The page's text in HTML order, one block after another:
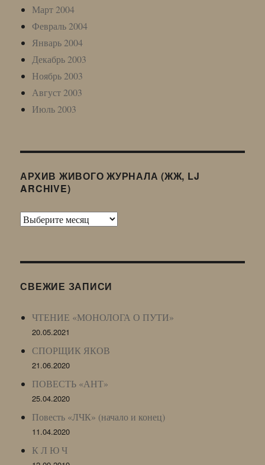
Март 2004
Февраль 2004
Январь 2004
Декабрь 2003
Ноябрь 2003
Август 2003
Июль 2003
АРХИВ ЖИВОГО ЖУРНАЛА (ЖЖ, LJ
ARCHIVE)
Архив
LJ
СВЕЖИЕ ЗАПИСИ
ЧТЕНИЕ «МОНОЛОГА О ПУТИ»
20.05.2021
СПОРЩИК ЯКОВ
21.06.2020
ПОВЕСТЬ «АНТ»
25.04.2020
Повесть «ЛЧК» (начало и конец)
11.04.2020
К Л Ю Ч